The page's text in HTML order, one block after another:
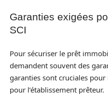
Garanties exigées
SCI
Pour sécuriser le prêt
demandent souvent des
garanties sont cruciales
pour l’établissement prêteur.